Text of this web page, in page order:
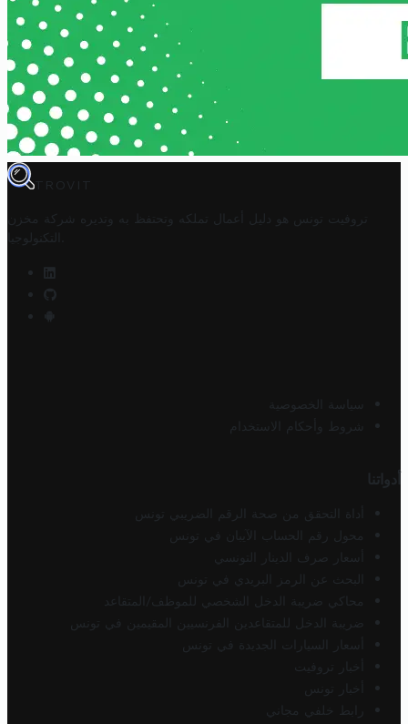
TROVIT
تروفيت تونس هو دليل أعمال تملكه وتحتفظ به وتديره
شركة مخزن
التكنولوجيا
سياسة الخصوصية
شروط وأحكام الاستخدام
أدواتنا
أداة التحقق من صحة الرقم الضريبي تونس
محول رقم الحساب الآيبان في تونس
أسعار صرف الدينار التونسي
البحث عن الرمز البريدي في تونس
محاكي ضريبة الدخل الشخصي للموظف/المتقاعد
ضريبة الدخل للمتقاعدين الفرنسيين المقيمين في تونس
أسعار السيارات الجديدة في تونس
أخبار تروفيت
أخبار تونس
رابط خلفي مجاني